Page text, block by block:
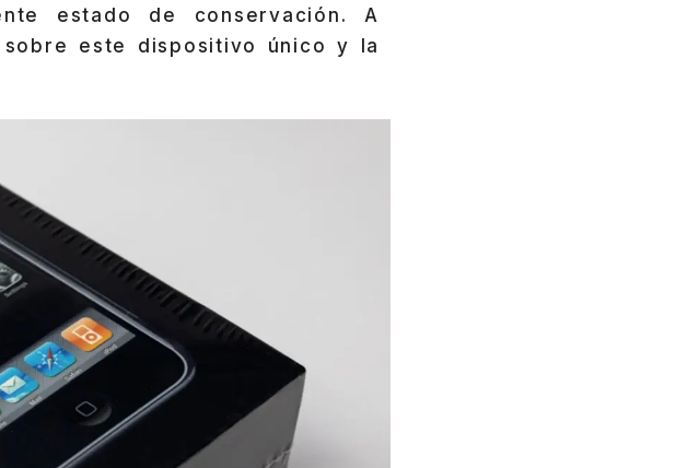
estado de conservación. A
sobre este dispositivo único y la